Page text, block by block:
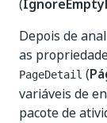
(
Depois de
as
PageDetail (
variáveis de
pacote de